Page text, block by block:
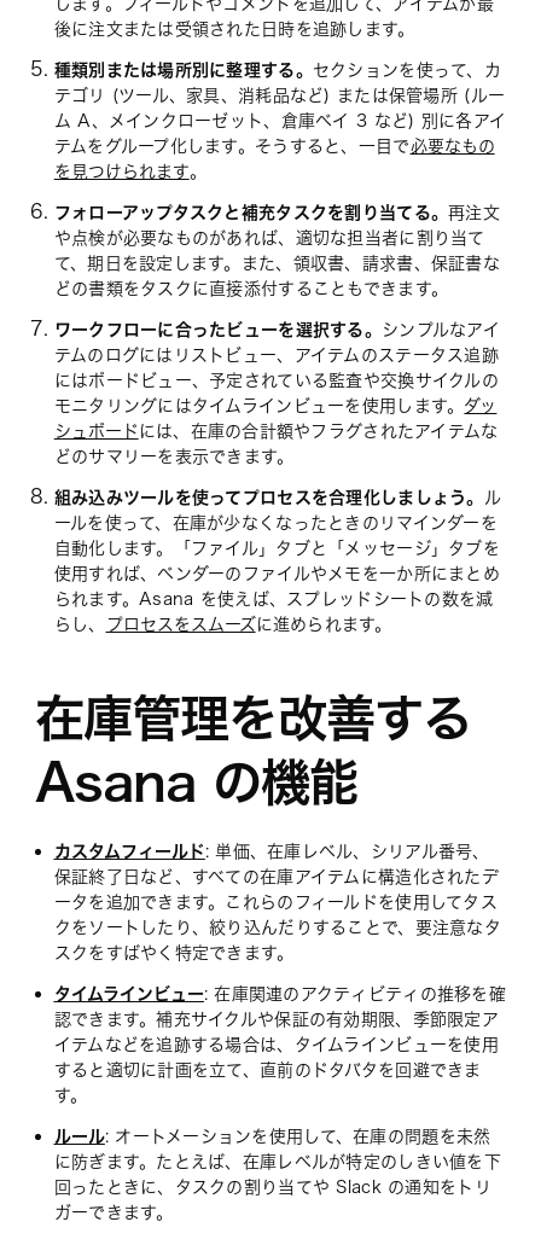
します。フィールドやコメントを追加して、アイテムが最
後に注文または受領された日時を追跡します。
種類別または場所別に整理する。 セクションを使って、カ
テゴリ (ツール、家具、消耗品など) または保管場所 (ルー
ム A、メインクローゼット、倉庫ベイ 3 など) 別に各アイ
テムをグループ化します。そうすると、一目で必要なもの
を見つけられます。
フォローアップタスクと補充タスクを割り当てる。再注文
や点検が必要なものがあれば、適切な担当者に割り当て
て、期日を設定します。また、領収書、請求書、保証書な
どの書類をタスクに直接添付することもできます。
ワークフローに合ったビューを選択する。
シンプルなアイ
テムのログにはリストビュー、アイテムのステータス追跡
にはボードビュー、予定されている監査や交換サイクルの
モニタリングにはタイムラインビューを使用します。 ダッ
シュボード には、在庫の合計額やフラグされたアイテムな
どのサマリーを表示できます。
組み込みツールを使ってプロセスを合理化しましょう。
ル
ールを使って、在庫が少なくなったときのリマインダーを
自動化します。「ファイル」タブと「メッセージ」タブを
使用すれば、ベンダーのファイルやメモを一か所にまとめ
られます。Asana を使えば、スプレッドシートの数を減
らし、
プロセスをスムーズ に進められます。
在庫管理を改善する
Asana の機能
カスタムフィールド : 単価、在庫レベル、シリアル番号、
保証終了日など、すべての在庫アイテムに構造化されたデ
ータを追加できます。これらのフィールドを使用してタス
クをソートしたり、絞り込んだりすることで、要注意なタ
スクをすばやく特定できます。
タイムラインビュー: 在庫関連のアクティビティの推移を確
認できます。補充サイクルや保証の有効期限、季節限定ア
イテムなどを追跡する場合は、タイムラインビューを使用
すると適切に計画を立て、直前のドタバタを回避できま
す。
ルール: オートメーションを使用して、在庫の問題を未然
に防ぎます。たとえば、在庫レベルが特定のしきい値を下
回ったときに、タスクの割り当てや Slack の通知をトリ
ガーできます。